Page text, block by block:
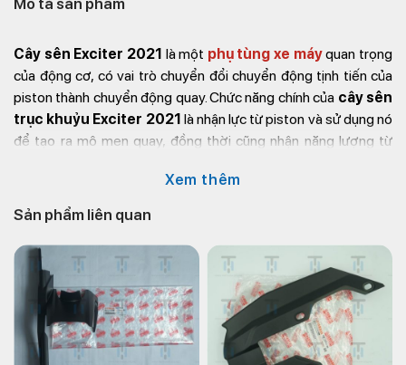
Mô tả sản phẩm
Cây sên Exciter 2021 là một phụ tùng xe máyquan trọng
của động cơ, có vai trò chuyển đổi chuyển động tịnh tiến của
piston thành chuyển động quay. Chức năng chính của cây sên
trục khuỷu Exciter 2021 là nhận lực từ piston và sử dụng nó
để tạo ra mô men quay, đồng thời cũng nhận năng lượng từ
công trong động cơ. Cây sên thường được làm bằng các vật
liệu chất lượng cao, như thép, để đảm bảo độ bền và độ chịu
nhiệt tốt cho xe của bạn. Đặt ngay
chính hãng tại Kim Thành qua các thông tin sau:
Thông tin liên hệ:
Địa chỉ:72 – 74 Phạm Hữu Chí, P.12, Q.5, TP.HCM
Website:https://kimthanh.online/
Hotline:+842838547570
Xem thêm
Sản phẩm liên quan